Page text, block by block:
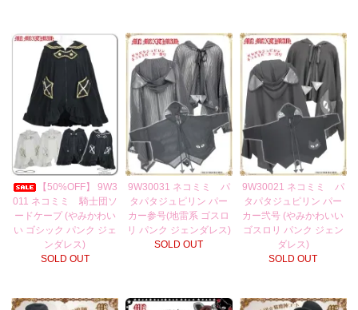
【50%OFF】 9W3
011 ネコミミ 騎士団ソ
ードケープ (やみかわい
い ゴシック パンク ジェ
ンダレス)
SOLD OUT
9W30031 ネコミミ パ
タパタジュピリン パー
カー参号(地雷系 ゴスロ
リ パンク ジェンダレス)
SOLD OUT
9W30021 ネコミミ パ
タパタジュピリン パー
カー弐号 (やみかわいい
ゴスロリ パンク ジェン
ダレス)
SOLD OUT